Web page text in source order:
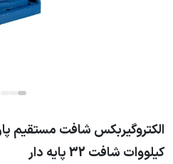
کیلووات شافت 32 پایه دار